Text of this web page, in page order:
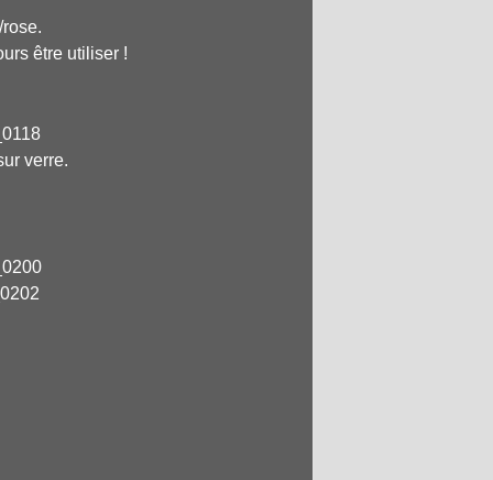
être utiliser !
verre.